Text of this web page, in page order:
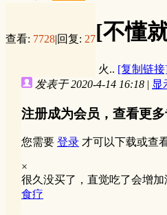
查看: 7728|回复: 27[不懂
火.. [复制链
发表于 2020-4-14 16:18 | 显
注册成为会员，查看更
您需要 登录 才可以下载或查
×
很久没买了，直觉吃了会增
食疗